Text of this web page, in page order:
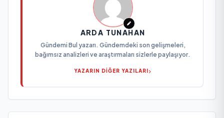
ARDA TUNAHAN
Gündemi Bul yazarı. Gündemdeki son gelişmeleri,
bağımsız analizleri ve araştırmaları sizlerle paylaşıyor.
YAZARIN DİĞER YAZILARI